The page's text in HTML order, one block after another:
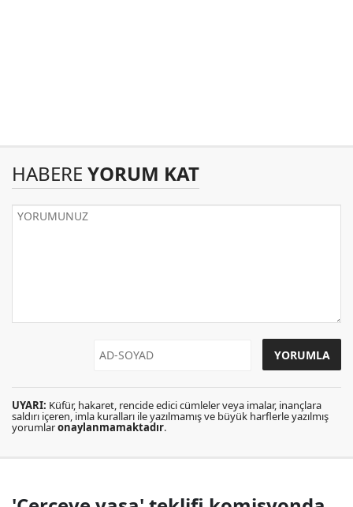
HABERE YORUM KAT
UYARI: Küfür, hakaret, rencide edici cümleler veya imalar, inançlara
saldırı içeren, imla kuralları ile yazılmamış ve büyük harflerle yazılmış
yorumlaronaylanmamaktadır.